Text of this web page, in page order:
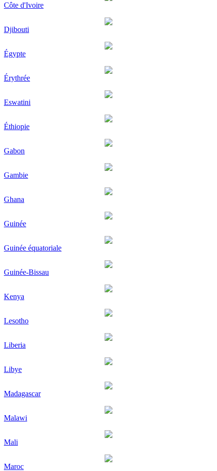
Côte d'Ivoire
Djibouti
Égypte
Érythrée
Eswatini
Éthiopie
Gabon
Gambie
Ghana
Guinée
Guinée équatoriale
Guinée-Bissau
Kenya
Lesotho
Liberia
Libye
Madagascar
Malawi
Mali
Maroc